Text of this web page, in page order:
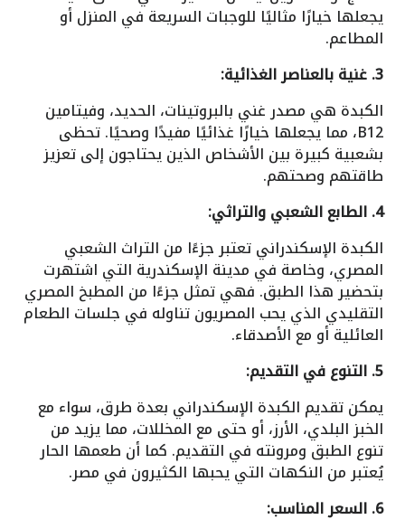
يجعلها خيارًا مثاليًا للوجبات السريعة في المنزل أو
المطاعم.
3. غنية بالعناصر الغذائية:
الكبدة هي مصدر غني بالبروتينات، الحديد، وفيتامين
B12، مما يجعلها خيارًا غذائيًا مفيدًا وصحيًا. تحظى
بشعبية كبيرة بين الأشخاص الذين يحتاجون إلى تعزيز
طاقتهم وصحتهم.
4. الطابع الشعبي والتراثي:
الكبدة الإسكندراني تعتبر جزءًا من التراث الشعبي
المصري، وخاصة في مدينة الإسكندرية التي اشتهرت
بتحضير هذا الطبق. فهي تمثل جزءًا من المطبخ المصري
التقليدي الذي يحب المصريون تناوله في جلسات الطعام
العائلية أو مع الأصدقاء.
5. التنوع في التقديم:
يمكن تقديم الكبدة الإسكندراني بعدة طرق، سواء مع
الخبز البلدي، الأرز، أو حتى مع المخللات، مما يزيد من
تنوع الطبق ومرونته في التقديم. كما أن طعمها الحار
يُعتبر من النكهات التي يحبها الكثيرون في مصر.
6. السعر المناسب: